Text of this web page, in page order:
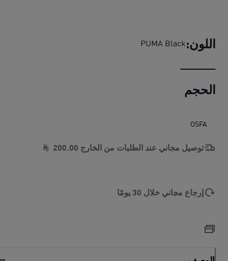
اللون:PUMA Black
الحجم
OSFA
توصيل مجاني عند الطلبات من الخارج 200.00
إرجاع مجاني خلال 30 يومًا